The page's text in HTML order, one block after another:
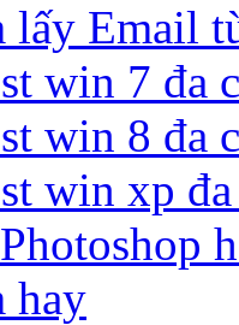
lấy Email
win 7 đa
win 8 đa
win xp
hay